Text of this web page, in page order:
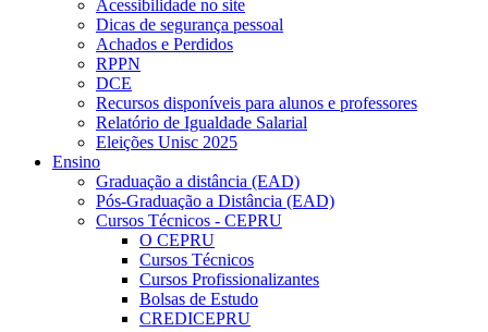
Acessibilidade no site
Dicas de segurança pessoal
Achados e Perdidos
RPPN
DCE
Recursos disponíveis para alunos e professores
Relatório de Igualdade Salarial
Eleições Unisc 2025
Ensino
Graduação a distância (EAD)
Pós-Graduação a Distância (EAD)
Cursos Técnicos - CEPRU
O CEPRU
Cursos Técnicos
Cursos Profissionalizantes
Bolsas de Estudo
CREDICEPRU